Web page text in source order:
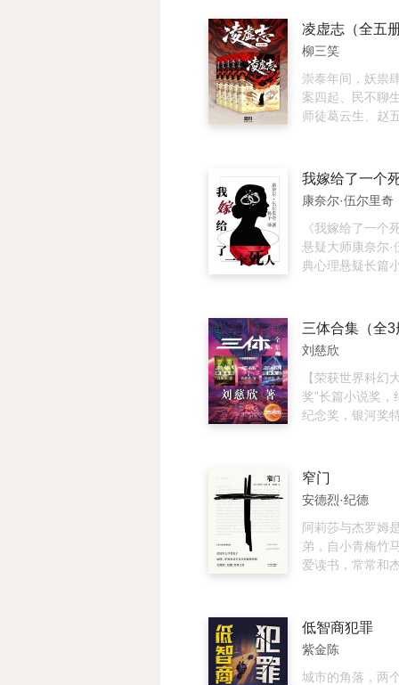
假孕戏码、豪门
撕白莲花、智
亲手撕碎他们的
们的谎言，让他
彼此反噬。 他为
累，她为活命众
无所有、跪地求
绝望人妻，逆袭
女主。 这一局
们万劫不复。
里，进退两难，
《天真的老妇人
妇人只能在出租
去；在《你什么
父亲》中，平凡
去世后才重新思
导致最终的离婚
侣从和谐相处到
审视着微妙的两
《偶发艺术》中
下，刻骨铭心的
的体察，构成作
张力。
凌虚志（全五
柳三笑
崇泰年间，妖祟
案四起、民不聊
师徒葛云生、赵
复生、三尸盛宴
派的正邪纷争。
寻常斩妖行路，
后，各派暗流涌
社真身曝光。 直
藏着道门千年秘
整个正道的惊
我嫁给了一个
康奈尔·伍尔里奇
《我嫁给了一个
悬疑大师康奈尔·
典心理悬疑长篇
金山，途中偶遇
帕特里斯，二人
换婚戒把玩，突
车祸改写一切。
下婴儿，因婚戒
错认成已故儿媳
选择冒用身份住
来之不易的家庭
恐吓信件接踵而
前男友乔治森循
份骗局持续敲诈
升级后命案爆发
小说没有直白探
错位带来的精神
三体合集（全3
刘慈欣
【荣获世界科幻
奖”长篇小说奖，
纪念奖，银河奖
荼进行的同时，
得了突破性进展
到，地球文明向
一声啼鸣彻底改
运。 四光年外，
锁死地球人的基
地球进发…… 《
森林》庞大的三
窄门
安德烈·纪德
阿莉莎与杰罗姆
弟，自小青梅竹
爱读书，常常和
了漫漫却无忧的
生根发芽，起初
着彼此，各自藏
低智商犯罪
紫金陈
城市的角落，两